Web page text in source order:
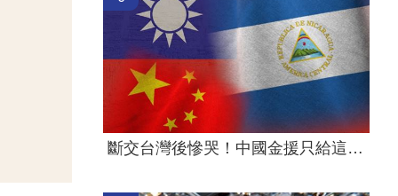
斷交台灣後慘哭！中國金援只給這國26萬